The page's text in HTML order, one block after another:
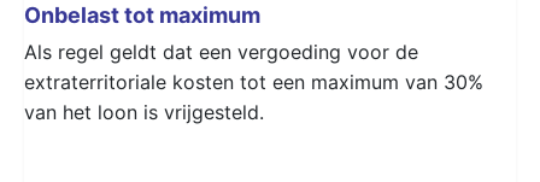
Onbelast tot maximum
Als regel geldt dat een vergoeding voor de
extraterritoriale kosten tot een maximum van 30%
van het loon is vrijgesteld.